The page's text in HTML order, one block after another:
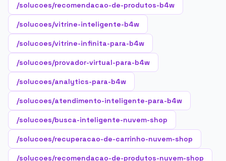
/solucoes/recomendacao-de-produtos-b4w
/solucoes/vitrine-inteligente-b4w
/solucoes/vitrine-infinita-para-b4w
/solucoes/provador-virtual-para-b4w
/solucoes/analytics-para-b4w
/solucoes/atendimento-inteligente-para-b4w
/solucoes/busca-inteligente-nuvem-shop
/solucoes/recuperacao-de-carrinho-nuvem-shop
/solucoes/recomendacao-de-produtos-nuvem-shop